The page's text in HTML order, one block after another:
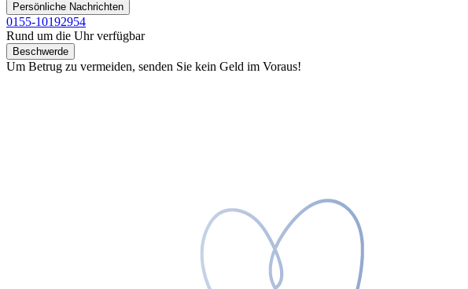
Persönliche Nachrichten
0155-10192954
Rund um die Uhr verfügbar
Beschwerde
Um Betrug zu vermeiden, senden Sie kein Geld im Voraus!